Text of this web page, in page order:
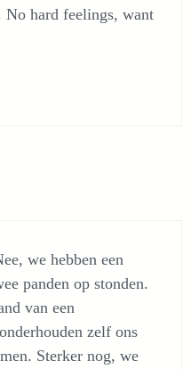
No hard feelings, want
we hebben een
panden op stonden.
van een
zelf ons
Sterker nog, we